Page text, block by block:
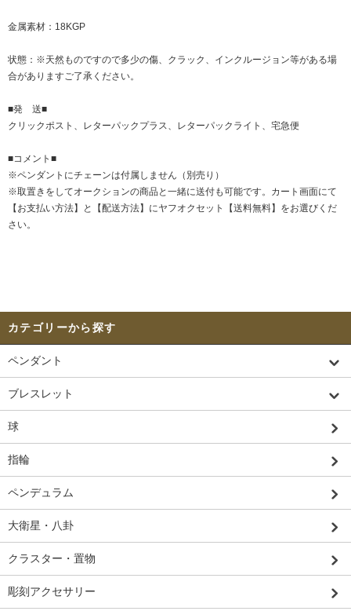
金属素材：18KGP
状態：※天然ものですので多少の傷、クラック、インクルージョン等がある場
合がありますご了承ください。
■発 送■
クリックポスト、レターパックプラス、レターパックライト、宅急便
■コメント■
※ペンダントにチェーンは付属しません（別売り）
※取置きをしてオークションの商品と一緒に送付も可能です。カート画面にて
【お支払い方法】と【配送方法】にヤフオクセット【送料無料】をお選びくだ
さい。
カテゴリーから探す
ペンダント
ブレスレット
球
指輪
ペンデュラム
大衛星・八卦
クラスター・置物
彫刻アクセサリー